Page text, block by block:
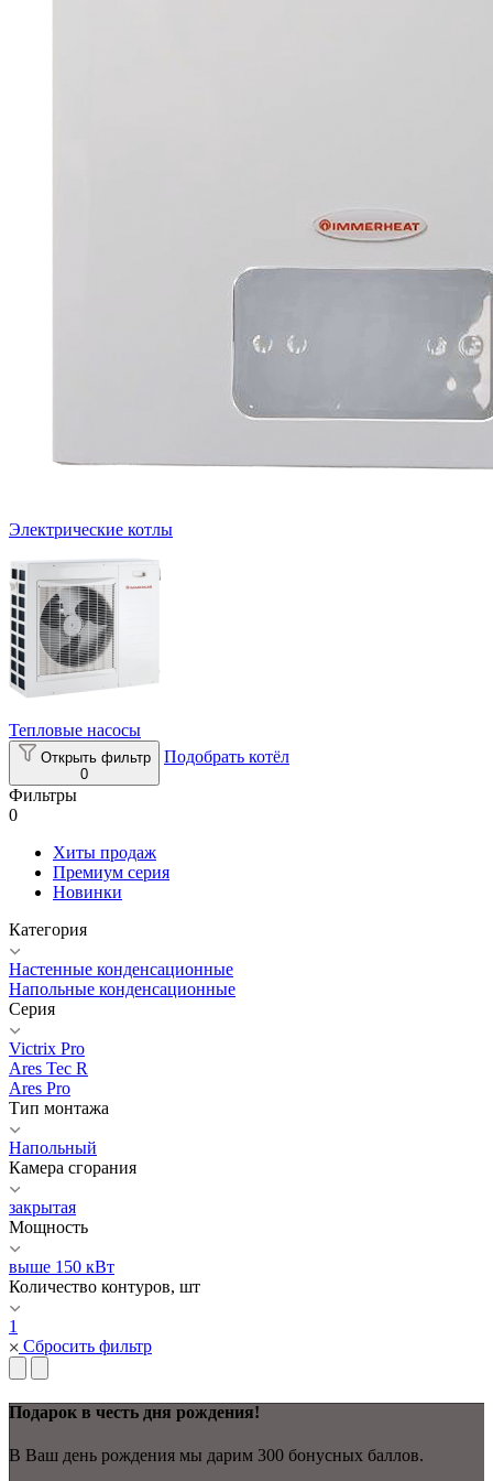
Электрические котлы
Тепловые насосы
Открыть фильтр
0
Подобрать котёл
Фильтры
0
Хиты продаж
Премиум серия
Новинки
Категория
Настенные конденсационные
Напольные конденсационные
Серия
Victrix Pro
Ares Tec R
Ares Pro
Тип монтажа
Напольный
Камера сгорания
закрытая
Мощность
выше 150 кВт
Количество контуров, шт
1
Сбросить фильтр
Подарок в честь дня рождения!
В Ваш день рождения мы дарим 300 бонусных баллов.